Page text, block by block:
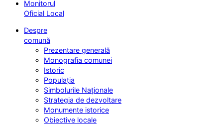
Monitorul
Oficial Local
Despre
comună
Prezentare generală
Monografia comunei
Istoric
Populația
Simbolurile Naționale
Strategia de dezvoltare
Monumente istorice
Obiective locale